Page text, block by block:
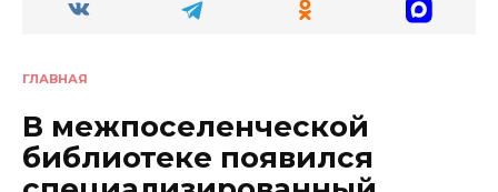
ГЛАВНАЯ
В межпоселенческой
библиотеке появился